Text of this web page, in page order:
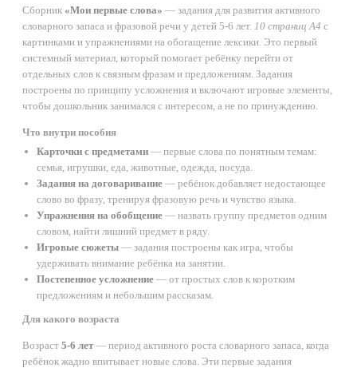
Сборник «Мои первые слова» — задания для развития активного
словарного запаса и фразовой речи у детей 5-6 лет. 10 страниц А4 с
картинками и упражнениями на обогащение лексики. Это первый
системный материал, который помогает ребёнку перейти от
отдельных слов к связным фразам и предложениям. Задания
построены по принципу усложнения и включают игровые элементы,
чтобы дошкольник занимался с интересом, а не по принуждению.
Что внутри пособия
Карточки с предметами — первые слова по понятным темам:
семья, игрушки, еда, животные, одежда, посуда.
Задания на договаривание — ребёнок добавляет недостающее
слово во фразу, тренируя фразовую речь и чувство языка.
Упражнения на обобщение — назвать группу предметов одним
словом, найти лишний предмет в ряду.
Игровые сюжеты — задания построены как игра, чтобы
удерживать внимание ребёнка на занятии.
Постепенное усложнение — от простых слов к коротким
предложениям и небольшим рассказам.
Для какого возраста
Возраст 5-6 лет— период активного роста словарного запаса, когда
ребёнок жадно впитывает новые слова. Эти первые задания